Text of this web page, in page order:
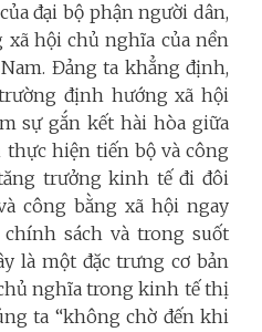
đại bộ phận người dân,
hội chủ nghĩa của nền
Đảng ta khẳng định,
định hướng xã hội
sự gắn kết hài hòa giữa
hiện tiến bộ và công
trưởng kinh tế đi đôi
công bằng xã hội ngay
sách và trong suốt
là một đặc trưng cơ bản
nghĩa trong kinh tế thị
ta “không chờ đến khi